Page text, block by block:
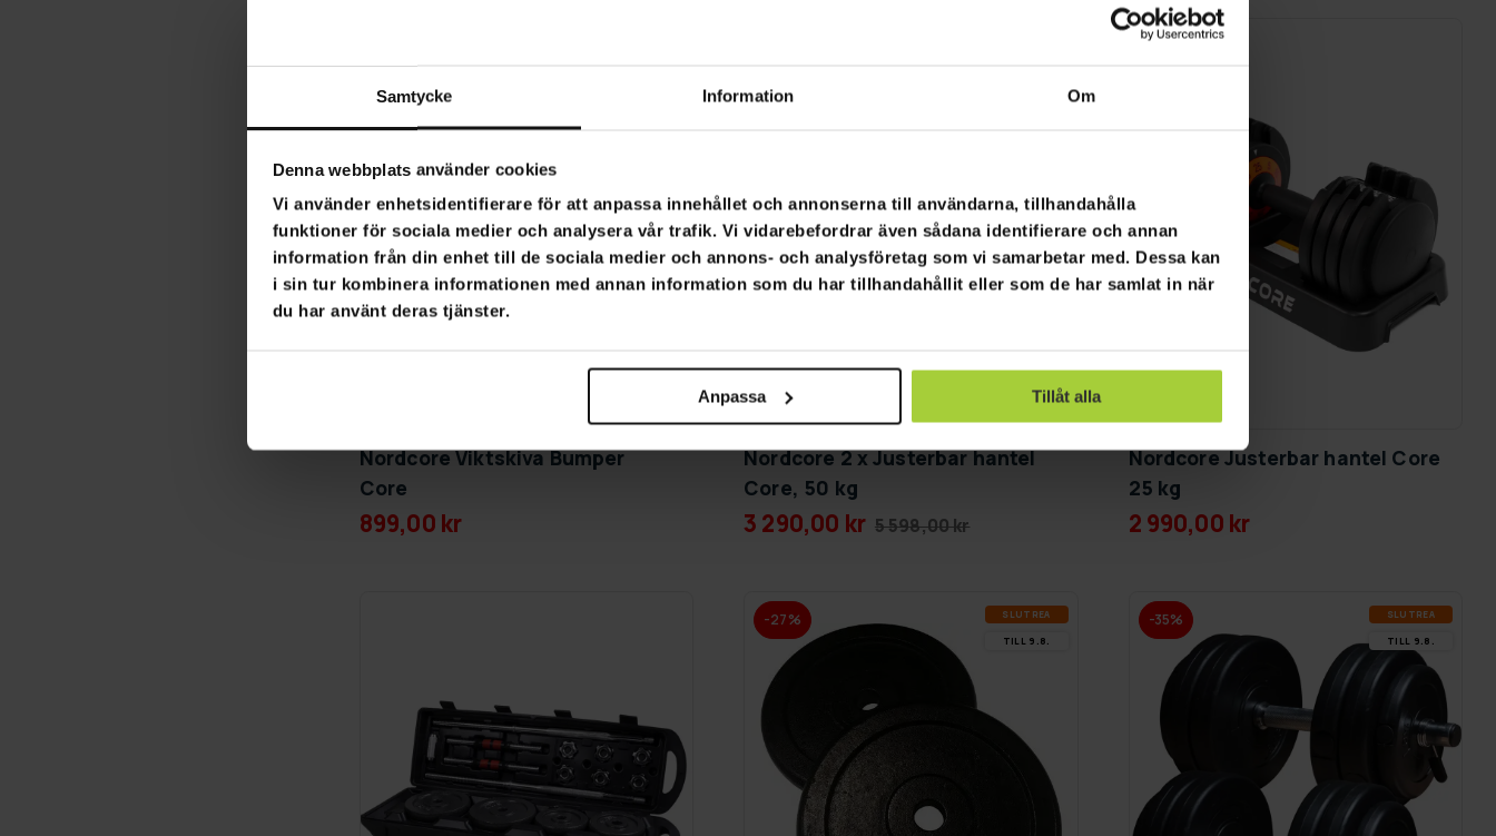
Samtycke Information Om
Denna webbplats använder cookies
Vi använder enhetsidentifierare för att anpassa innehållet och annonserna till användarna, tillhandahålla
funktioner för sociala medier och analysera vår trafik. Vi vidarebefordrar även sådana identifierare och annan
information från din enhet till de sociala medier och annons- och analysföretag som vi samarbetar med. Dessa kan
i sin tur kombinera informationen med annan information som du har tillhandahållit eller som de har samlat in när
du har använt deras tjänster.
Anpassa Tillåt alla
Nordcore Viktskiva Bumper
Core
899,00 kr
GRA­TIS LE­VE­RANS
Nordcore 2 x Justerbar hantel
Core, 50 kg
3 290,00 kr 5 598,00 kr
Nordcore Justerbar hantel Core
25 kg
2 990,00 kr
-27% SLUT­REA
TILL 9.8.
-35% SLUT­REA
TILL 9.8.